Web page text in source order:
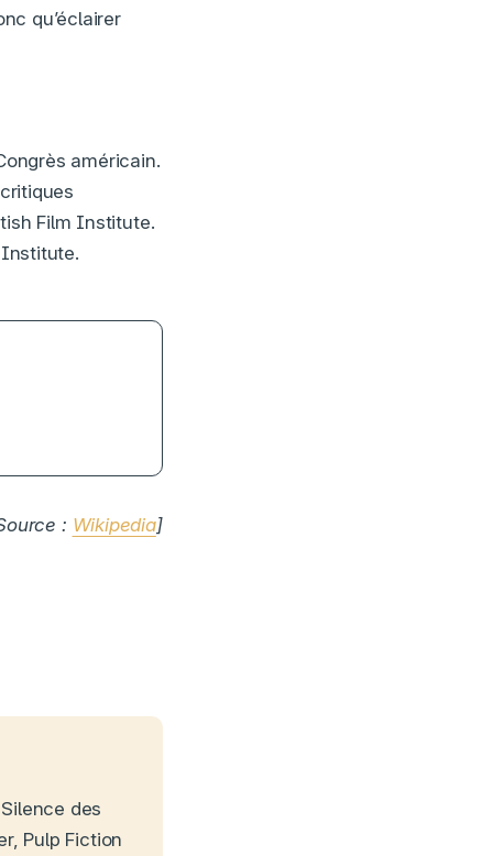
qu’éclairer
américain.
Film Institute.
Institute.
: Wikipedia]
des
Pulp Fiction